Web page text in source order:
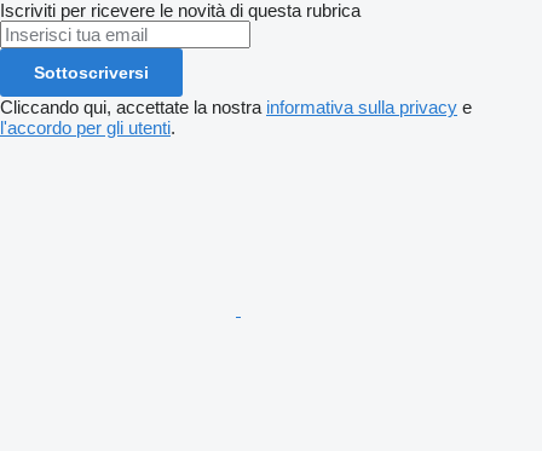
Iscriviti per ricevere le novità di questa rubrica
Sottoscriversi
Cliccando qui, accettate la nostra informativa sulla privacy e
l'accordo per gli utenti.